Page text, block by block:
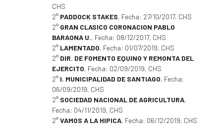
CHS
2° PADDOCK STAKES, Fecha: 27/10/2017, CHS
2° GRAN CLASICO CORONACION PABLO
BARAONA U., Fecha: 08/12/2017, CHS
2° LAMENTADO, Fecha: 01/07/2019, CHS
2° DIR. DE FOMENTO EQUINO Y REMONTA DEL
EJERCITO, Fecha: 02/09/2019, CHS
2° I. MUNICIPALIDAD DE SANTIAGO, Fecha:
06/09/2019, CHS
2° SOCIEDAD NACIONAL DE AGRICULTURA,
Fecha: 04/11/2019, CHS
2°VAMOS A LA HIPICA, Fecha: 06/12/2019, CHS